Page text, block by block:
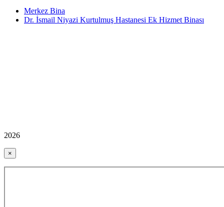
Merkez Bina
Dr. İsmail Niyazi Kurtulmuş Hastanesi Ek Hizmet Binası
2026
×